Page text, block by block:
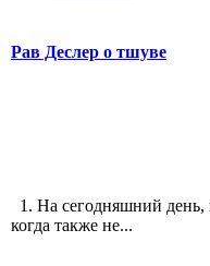
Рав Деслер о тшуве
1. На сегодняшний день,
когда также не...